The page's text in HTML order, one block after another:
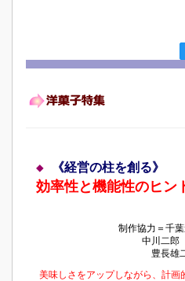
◆ 《経営の柱を創る》
効率性と機能性のヒン
制作協力＝千
中川二郎
豊長雄
美味しさをアップしながら、計